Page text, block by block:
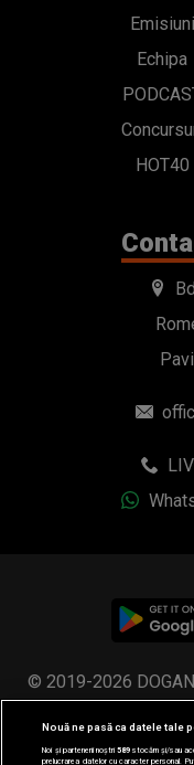
Emisiuni
Echipa
HOT40
© 2019-2026
Nouă ne pasă ca datele tale
Noi și partenerii noștri589stocăm și/sau
prelucrarea datelor cu caracter personal.